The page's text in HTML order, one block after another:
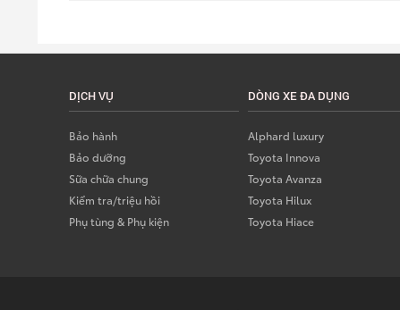
DỊCH VỤ
Bảo hành
Bảo dưỡng
Sữa chữa chung
Kiểm tra/triệu hồi
Phụ tùng & Phụ kiện
DÒNG XE ĐA DỤNG
Alphard luxury
Toyota Innova
Toyota Avanza
Toyota Hilux
Toyota Hiace